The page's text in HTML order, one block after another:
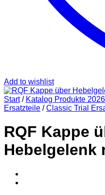
Add to wishlist
Start / Katalog Produkte 2026
Ersatzteile / Classic Trial
RQF Kappe
Hebelgelenk